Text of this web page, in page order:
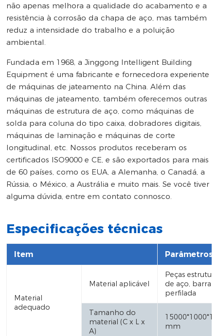
não apenas melhora a qualidade do acabamento e a
resistência à corrosão da chapa de aço, mas também
reduz a intensidade do trabalho e a poluição
ambiental.
Fundada em 1968, a Jinggong Intelligent Building
Equipment é uma fabricante e fornecedora experiente
de máquinas de jateamento na China. Além das
máquinas de jateamento, também oferecemos outras
máquinas de estrutura de aço, como máquinas de
solda para coluna do tipo caixa, dobradores digitais,
máquinas de laminação e máquinas de corte
longitudinal, etc. Nossos produtos receberam os
certificados ISO9000 e CE, e são exportados para mais
de 60 países, como os EUA, a Alemanha, o Canadá, a
Rússia, o México, a Austrália e muito mais. Se você tiver
alguma dúvida, entre em contato connosco.
Especificações técnicas
Item Parâmetros
Material
adequado
Material aplicável
Peças
de aço, barra
perfilada
Tamanho do
material (C x L x
A)
mm